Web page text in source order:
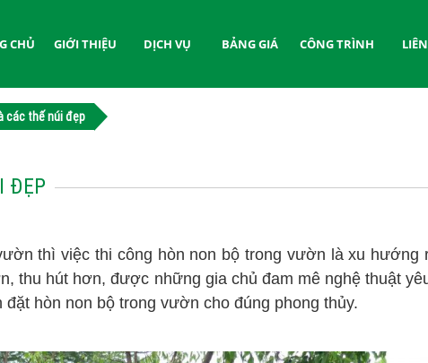
CHỦ GIỚI THIỆU DỊCH VỤ BẢNG GIÁ CÔNG TRÌNH
các thế núi đẹp
ĐẸP
thì việc thi công hòn non bộ trong vườn là xu hướng
thu hút hơn, được những gia chủ đam mê nghệ thuật
hòn non bộ trong vườn cho đúng phong thủy.